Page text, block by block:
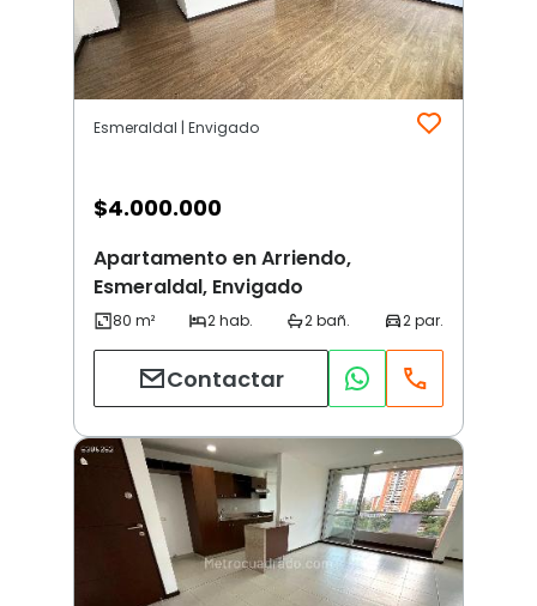
Esmeraldal | Envigado
$4.000.000
Apartamento en Arriendo,
Esmeraldal, Envigado
Contactar